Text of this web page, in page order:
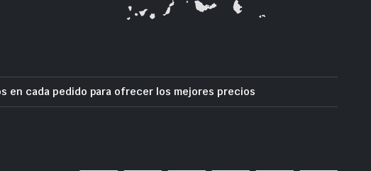
en cada pedido para ofrecer los mejores precios